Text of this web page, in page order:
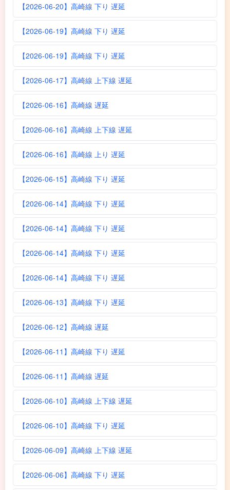
【2026-06-20】高崎線 下り 遅延
【2026-06-19】高崎線 下り 遅延
【2026-06-19】高崎線 下り 遅延
【2026-06-17】高崎線 上下線 遅延
【2026-06-16】高崎線 遅延
【2026-06-16】高崎線 上下線 遅延
【2026-06-16】高崎線 上り 遅延
【2026-06-15】高崎線 下り 遅延
【2026-06-14】高崎線 下り 遅延
【2026-06-14】高崎線 下り 遅延
【2026-06-14】高崎線 下り 遅延
【2026-06-14】高崎線 下り 遅延
【2026-06-13】高崎線 下り 遅延
【2026-06-12】高崎線 遅延
【2026-06-11】高崎線 下り 遅延
【2026-06-11】高崎線 遅延
【2026-06-10】高崎線 上下線 遅延
【2026-06-10】高崎線 下り 遅延
【2026-06-09】高崎線 上下線 遅延
【2026-06-06】高崎線 下り 遅延